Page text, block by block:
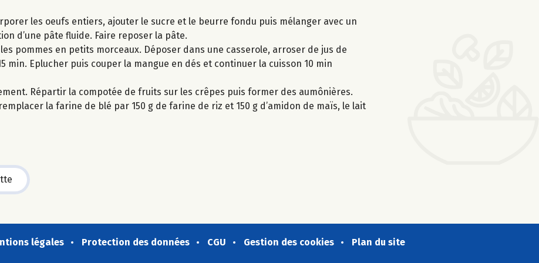
les oeufs entiers, ajouter le sucre et le beurre fondu puis mélanger avec un
d’une pâte fluide. Faire reposer la pâte.
pommes en petits morceaux. Déposer dans une casserole, arroser de jus de
min. Eplucher puis couper la mangue en dés et continuer la cuisson 10 min
Répartir la compotée de fruits sur les crêpes puis former des aumônières.
la farine de blé par 150 g de farine de riz et 150 g d’amidon de maïs, le lait
légales Protection des données CGU Gestion des cookies Plan du site